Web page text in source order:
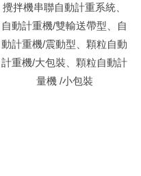
攪拌機串聯自動計重系統、
自動計重機/雙輸送帶型、自
動計重機/震動型、顆粒自動
計重機/大包裝、顆粒自動計
量機 /小包裝